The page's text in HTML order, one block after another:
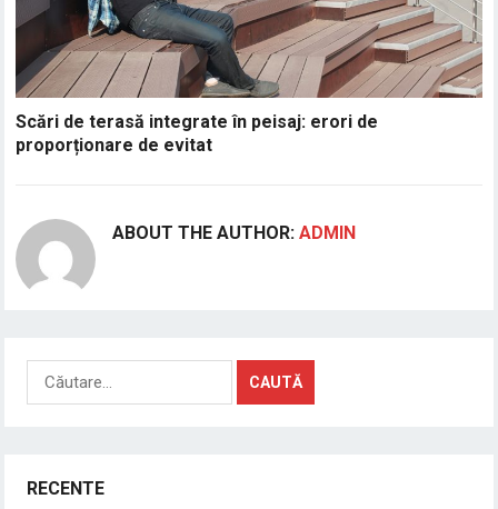
Scări de terasă integrate în peisaj: erori de
proporționare de evitat
ABOUT THE AUTHOR:ADMIN
Caută
după:
RECENTE